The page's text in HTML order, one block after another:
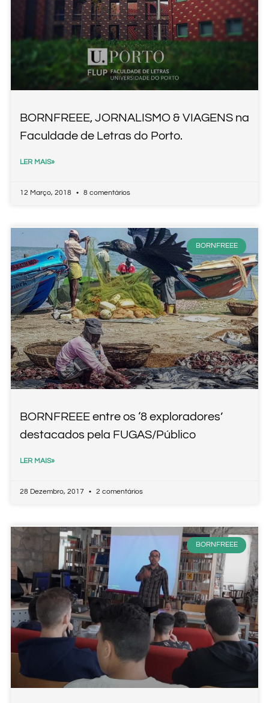
BORNFREEE, JORNALISMO & VIAGENS na
Faculdade de Letras do Porto.
LER MAIS»
12 Março, 2018 8 comentários
BORNFREEE
BORNFREEE entre os ‘8 exploradores’
destacados pela FUGAS/Público
LER MAIS»
28 Dezembro, 2017 2 comentários
BORNFREEE